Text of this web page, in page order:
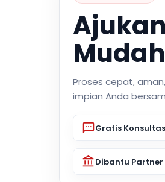
Ajukan
Mudah
Proses cepat,
impian Anda
Gratis
Dibantu Partner